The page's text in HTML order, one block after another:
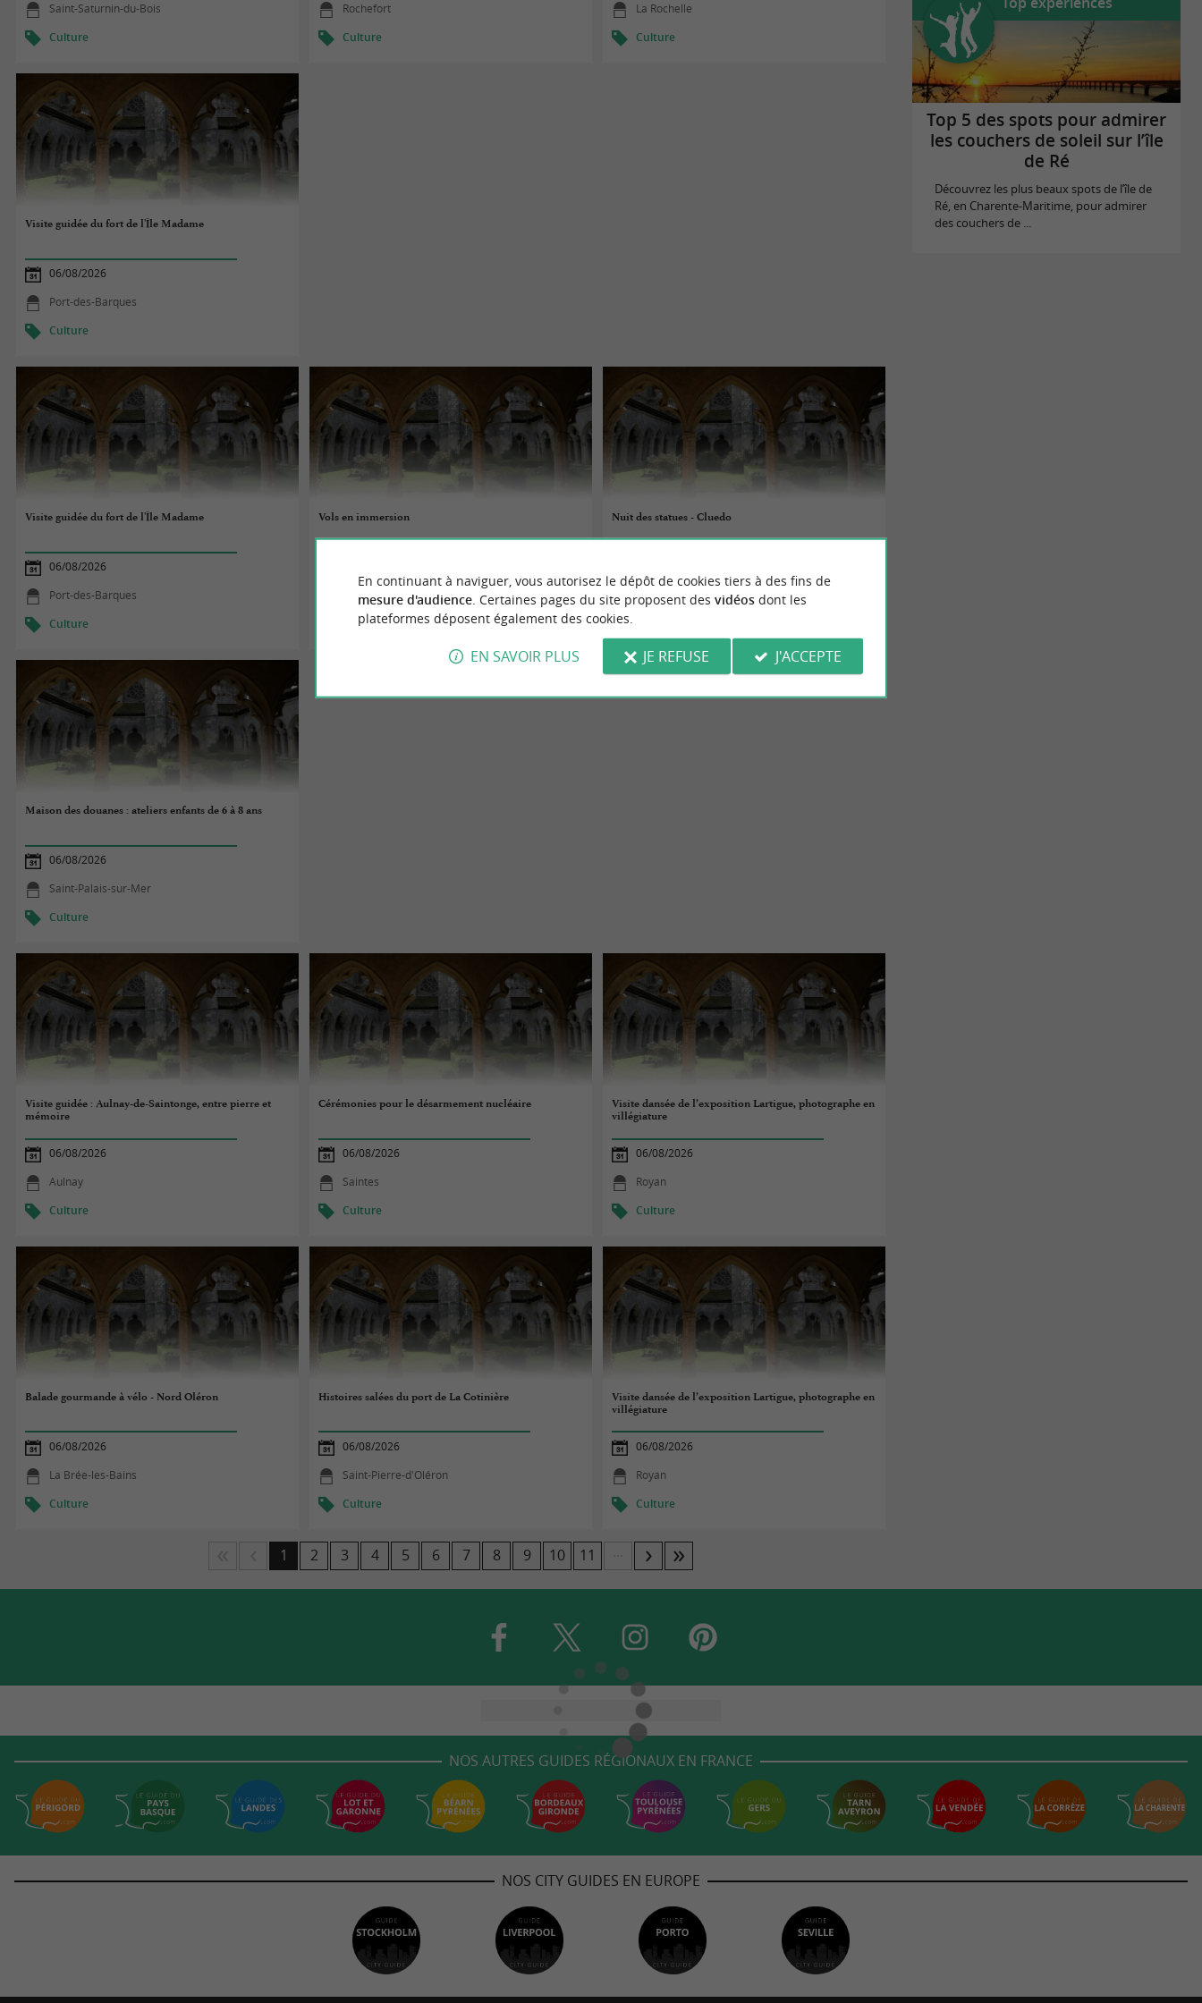
Saint-Saturnin-du-Bois
Culture
Rochefort
Culture
La Rochelle
Culture
Visite guidée du fort de l'Île Madame
06/08/2026
Port-des-Barques
Culture
Visite guidée du fort de l'Île Madame
06/08/2026
Port-des-Barques
Culture
Vols en immersion
Fenioux
Culture
Nuit des statues - Cluedo
Nantillé
Maison des douanes : ateliers enfants de 6 à 8 ans
06/08/2026
Saint-Palais-sur-Mer
Culture
Visite guidée : Aulnay-de-Saintonge, entre pierre et
mémoire
06/08/2026
Aulnay
Culture
Cérémonies pour le désarmement nucléaire
06/08/2026
Saintes
Culture
Visite dansée de l’exposition Lartigue, photographe en
villégiature
06/08/2026
Royan
Culture
Balade gourmande à vélo - Nord Oléron
06/08/2026
La Brée-les-Bains
Culture
Histoires salées du port de La Cotinière
06/08/2026
Saint-Pierre-d'Oléron
Culture
Visite dansée de l’exposition Lartigue, photographe en
villégiature
06/08/2026
Royan
Culture
1 2 3 4 5 6 7 8 9 10 11
Top 5 des spots pour admirer
les couchers de soleil sur l’île
de Ré
Découvrez les plus beaux spots de l’île de
Ré, en Charente-Maritime, pour admirer
des couchers de ...
NOS AUTRES GUIDES RÉGIONAUX EN FRANCE
NOS CITY GUIDES EN EUROPE
En continuant à naviguer, vous autorisez le dépôt de cookies tiers à des fins de
mesure d'audience. Certaines pages du site proposent des vidéosdont les
plateformes déposent également des cookies.
EN SAVOIR PLUS JE REFUSE J'ACCEPTE